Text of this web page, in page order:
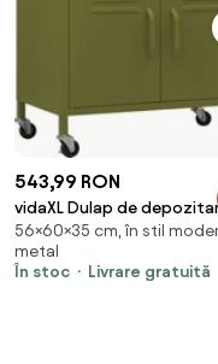
543,99 RON
vidaXL Dulap de
verde măsliniu, 60x35x56
oțel
56×60×35 cm, în stil
metal
În stoc
Livrare gratuită